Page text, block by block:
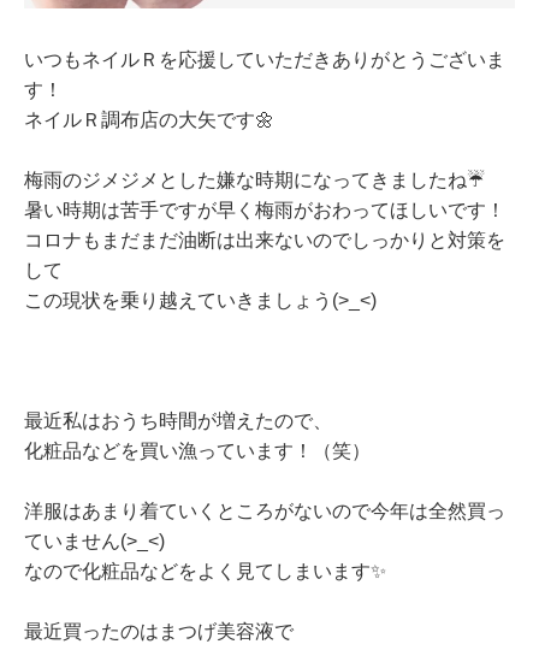
いつもネイルＲを応援していただきありがとうございま
す！
ネイルＲ調布店の大矢です🌼
梅雨のジメジメとした嫌な時期になってきましたね☔
暑い時期は苦手ですが早く梅雨がおわってほしいです！
コロナもまだまだ油断は出来ないのでしっかりと対策を
して
この現状を乗り越えていきましょう(>_<)
最近私はおうち時間が増えたので、
化粧品などを買い漁っています！（笑）
洋服はあまり着ていくところがないので今年は全然買っ
ていません(>_<)
なので化粧品などをよく見てしまいます✨
最近買ったのはまつげ美容液で